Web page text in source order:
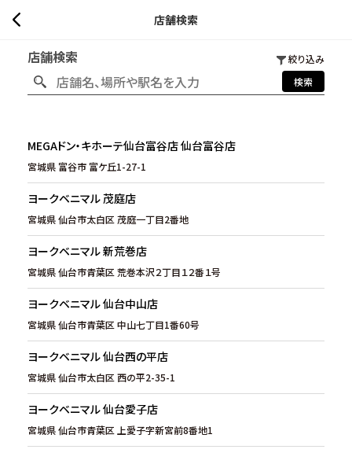
店舗検索
店舗検索
絞り込み
検索
MEGAドン・キホーテ仙台富谷店 仙台富谷店
宮城県 富谷市 富ケ丘1-27-1
ヨークベニマル 茂庭店
宮城県 仙台市太白区 茂庭一丁目2番地
ヨークベニマル 新荒巻店
宮城県 仙台市青葉区 荒巻本沢２丁目１２番１号
ヨークベニマル 仙台中山店
宮城県 仙台市青葉区 中山七丁目1番60号
ヨークベニマル 仙台西の平店
宮城県 仙台市太白区 西の平2-35-1
ヨークベニマル 仙台愛子店
宮城県 仙台市青葉区 上愛子字新宮前8番地1